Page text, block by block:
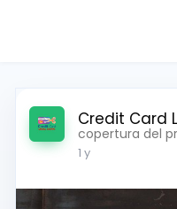
Credit Card
copertura del
1 y